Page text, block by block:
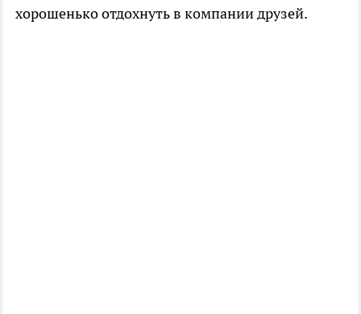
хорошенько отдохнуть в компании друзей.